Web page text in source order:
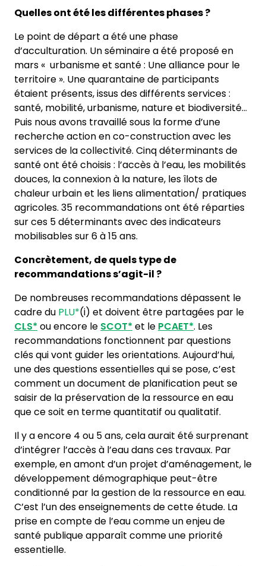
Quelles ont été les différentes phases ?
Le point de départ a été une phase
d’acculturation. Un séminaire a été proposé en
mars « urbanisme et santé : Une alliance pour le
territoire ». Une quarantaine de participants
étaient présents, issus des différents services :
santé, mobilité, urbanisme, nature et biodiversité…
Puis nous avons travaillé sous la forme d’une
recherche action en co-construction avec les
services de la collectivité. Cinq déterminants de
santé ont été choisis : l’accès à l’eau, les mobilités
douces, la connexion à la nature, les îlots de
chaleur urbain et les liens alimentation/ pratiques
agricoles. 35 recommandations ont été réparties
sur ces 5 déterminants avec des indicateurs
mobilisables sur 6 à 15 ans.
Concrètement, de quels type de
recommandations s’agit-il ?
De nombreuses recommandations dépassent le
cadre du PLU*(i) et doivent être partagées par le
CLS* ou encore le SCOT* et le PCAET*. Les
recommandations fonctionnent par questions
clés qui vont guider les orientations. Aujourd’hui,
une des questions essentielles qui se pose, c’est
comment un document de planification peut se
saisir de la préservation de la ressource en eau
que ce soit en terme quantitatif ou qualitatif.
Il y a encore 4 ou 5 ans, cela aurait été surprenant
d’intégrer l’accès à l’eau dans ces travaux. Par
exemple, en amont d’un projet d’aménagement, le
développement démographique peut-être
conditionné par la gestion de la ressource en eau.
C’est l’un des enseignements de cette étude. La
prise en compte de l’eau comme un enjeu de
santé publique apparaît comme une priorité
essentielle.